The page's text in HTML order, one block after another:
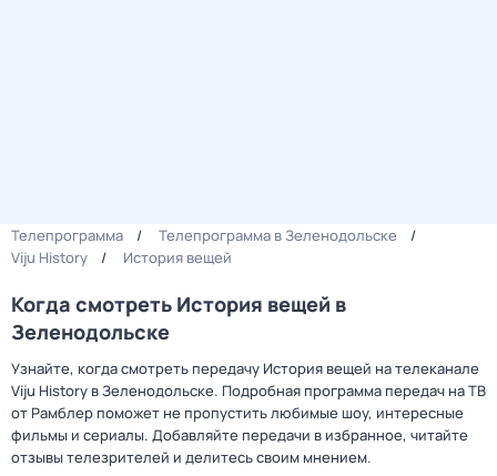
Телепрограмма
Телепрограмма в Зеленодольске
Viju History
История вещей
Когда смотреть История вещей в
Зеленодольске
Узнайте, когда смотреть передачу История вещей на телеканале
Viju History в Зеленодольске. Подробная программа передач на ТВ
от Рамблер поможет не пропустить любимые шоу, интересные
фильмы и сериалы. Добавляйте передачи в избранное, читайте
отзывы телезрителей и делитесь своим мнением.